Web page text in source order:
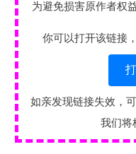
为避免损害原作者权
你可以打开该链接
如亲发现链接失效，
我们将